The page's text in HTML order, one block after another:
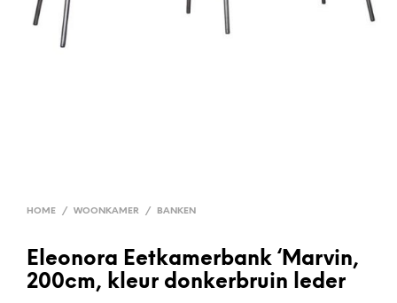
HOME / WOONKAMER / BANKEN
Eleonora Eetkamerbank ‘Marvin,
200cm, kleur donkerbruin leder